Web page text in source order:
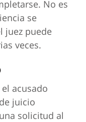
No es
se
juez puede
veces.
acusado
juicio
solicitud al